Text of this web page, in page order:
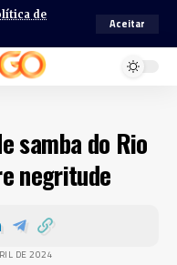
de
Aceitar
samba do Rio
negritude
DE 2024